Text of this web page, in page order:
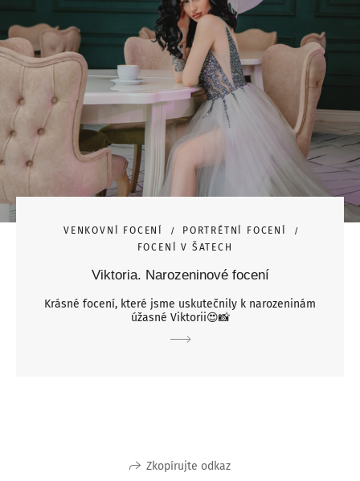
VENKOVNÍ FOCENÍ
PORTRÉTNÍ FOCENÍ
FOCENÍ V ŠATECH
Viktoria. Narozeninové focení
Krásné focení, které jsme uskutečnily k narozeninám
úžasné Viktorii😍📸
Zkopírujte odkaz